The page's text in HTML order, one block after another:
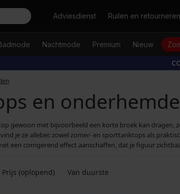
ZoekenAdviesdienst Ruilen en retourneren
Nachtmode Premium Nieuw
en
gewoon met bijvoorbeeld een korte broek kan
je ze allebei: zowel zomer- en sporttanktops als
een corrigerend effect aanschaffen, dat je figuur
Prijs (oplopend) Van duurste